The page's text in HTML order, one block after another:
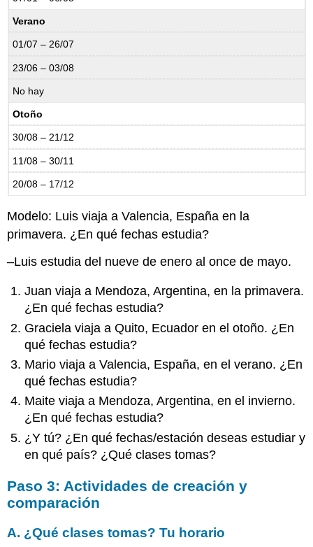
Verano
01/07 – 26/07
23/06 – 03/08
No hay
Otoño
30/08 – 21/12
11/08 – 30/11
20/08 – 17/12
Modelo: Luis viaja a Valencia, España en la
primavera. ¿En qué fechas estudia?
–Luis estudia del nueve de enero al once de mayo.
Juan viaja a Mendoza, Argentina, en la primavera.
¿En qué fechas estudia?
Graciela viaja a Quito, Ecuador en el otoño. ¿En
qué fechas estudia?
Mario viaja a Valencia, España, en el verano. ¿En
qué fechas estudia?
Maite viaja a Mendoza, Argentina, en el invierno.
¿En qué fechas estudia?
¿Y tú? ¿En qué fechas/estación deseas estudiar y
en qué país? ¿Qué clases tomas?
Paso 3: Actividades de creación y
comparación
A. ¿Qué clases tomas? Tu horario